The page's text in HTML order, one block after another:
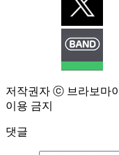
저작권자 ⓒ 브라보마
이용 금지
댓글